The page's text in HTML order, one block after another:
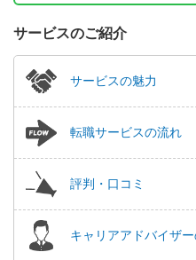
サービスのご紹介
サービスの魅力
転職サービスの流れ
評判・口コミ
キャリアアドバイザ